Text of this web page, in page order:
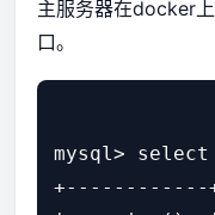
主服务器在docker
口。
mysql>
+------------